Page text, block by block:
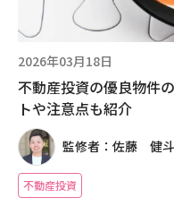
2026年03月18日
不動産投資の優良物件
トや注意点も紹介
監修者：佐藤 健斗
不動産投資